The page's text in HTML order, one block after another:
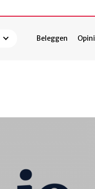
Beleggen